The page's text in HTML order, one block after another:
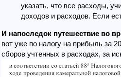
указать, что все расходы,
доходов и расходов. Если
И напоследок путешествие во
вот уже по налогу на прибыль за
сборов учтенных в расходах, за